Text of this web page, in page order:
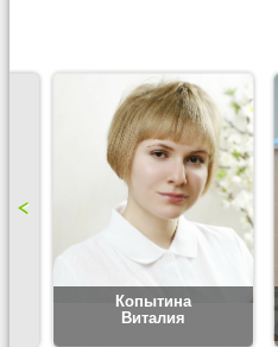
Копытина
Виталия